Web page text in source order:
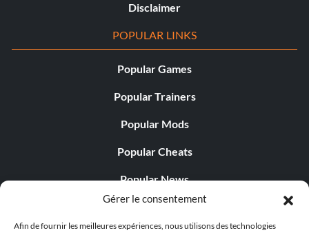
Gérer le consentement
Afin de fournir les meilleures expériences, nous utilisons des technologies
Disclaimer
POPULAR LINKS
Popular Games
Popular Trainers
Popular Mods
Popular Cheats
Popular News
Popular Editorials